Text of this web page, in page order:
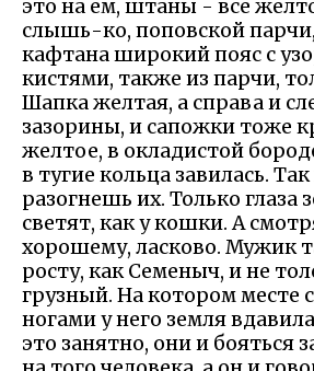
это на ем, штаны - все
слышь-ко, поповской
кафтана широкий пояс с
кистями, также из парчи,
Шапка желтая, а справа и
зазорины, и сапожки тоже
желтое, в окладистой
в тугие кольца завилась.
разогнешь их. Только глаза
светят, как у кошки. А
хорошему, ласково. Мужик
росту, как Семеныч, и не
грузный. На котором месте
ногами у него земля
это занятно, они и бояться